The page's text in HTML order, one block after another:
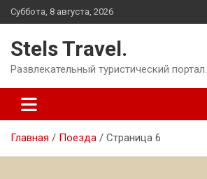
Перейти
к
Суббота, 8 августа, 2026
Stels Travel.
Развлекательный туристический портал.
Главная Поезда Страница 6